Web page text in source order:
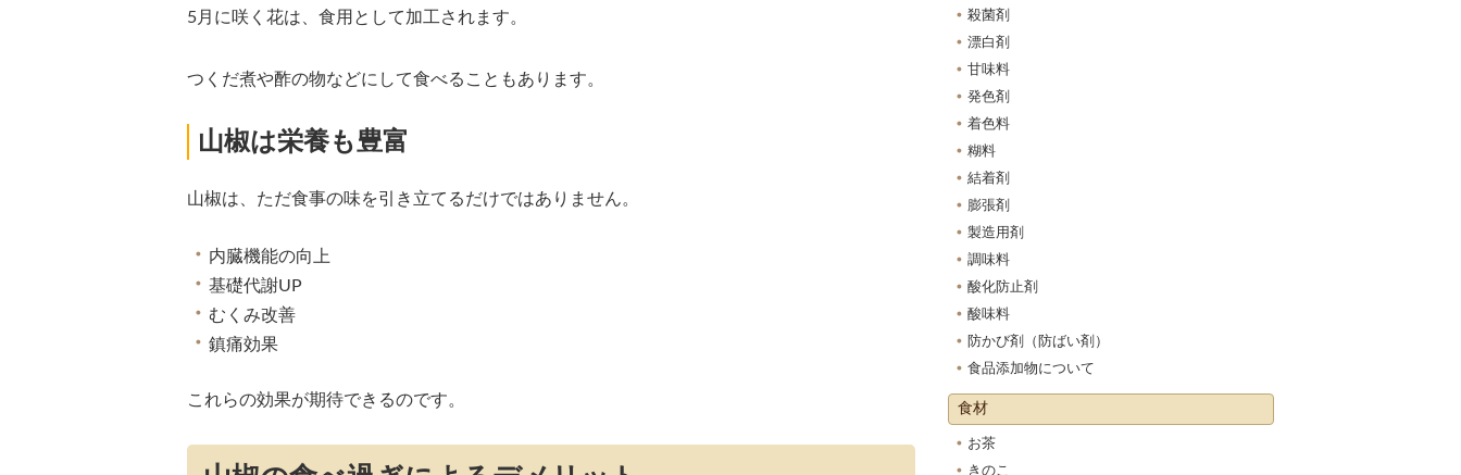
5月に咲く花は、食用として加工されます。
つくだ煮や酢の物などにして食べることもあります。
山椒は栄養も豊富
山椒は、ただ食事の味を引き立てるだけではありません。
内臓機能の向上
基礎代謝UP
むくみ改善
鎮痛効果
これらの効果が期待できるのです。
殺菌剤
漂白剤
甘味料
発色剤
着色料
糊料
結着剤
膨張剤
製造用剤
調味料
酸化防止剤
酸味料
防かび剤（防ばい剤）
食品添加物について
食材
お茶
きのこ